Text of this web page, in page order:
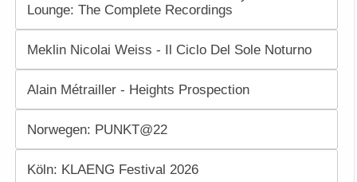
Lounge: The Complete Recordings
Meklin Nicolai Weiss - Il Ciclo Del Sole Noturno
Alain Métrailler - Heights Prospection
Norwegen: PUNKT@22
Köln: KLAENG Festival 2026